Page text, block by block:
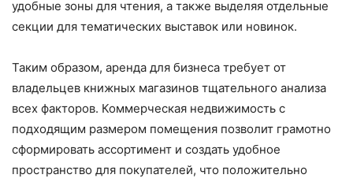
удобные зоны для чтения, а также выделяя отдельные
секции для тематических выставок или новинок.
Таким образом, аренда для бизнеса требует от
владельцев книжных магазинов тщательного анализа
всех факторов. Коммерческая недвижимость с
подходящим размером помещения позволит грамотно
сформировать ассортимент и создать удобное
пространство для покупателей, что положительно